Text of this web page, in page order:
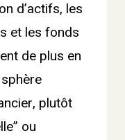
d’actifs, les
et les fonds
de plus en
plutôt
ou